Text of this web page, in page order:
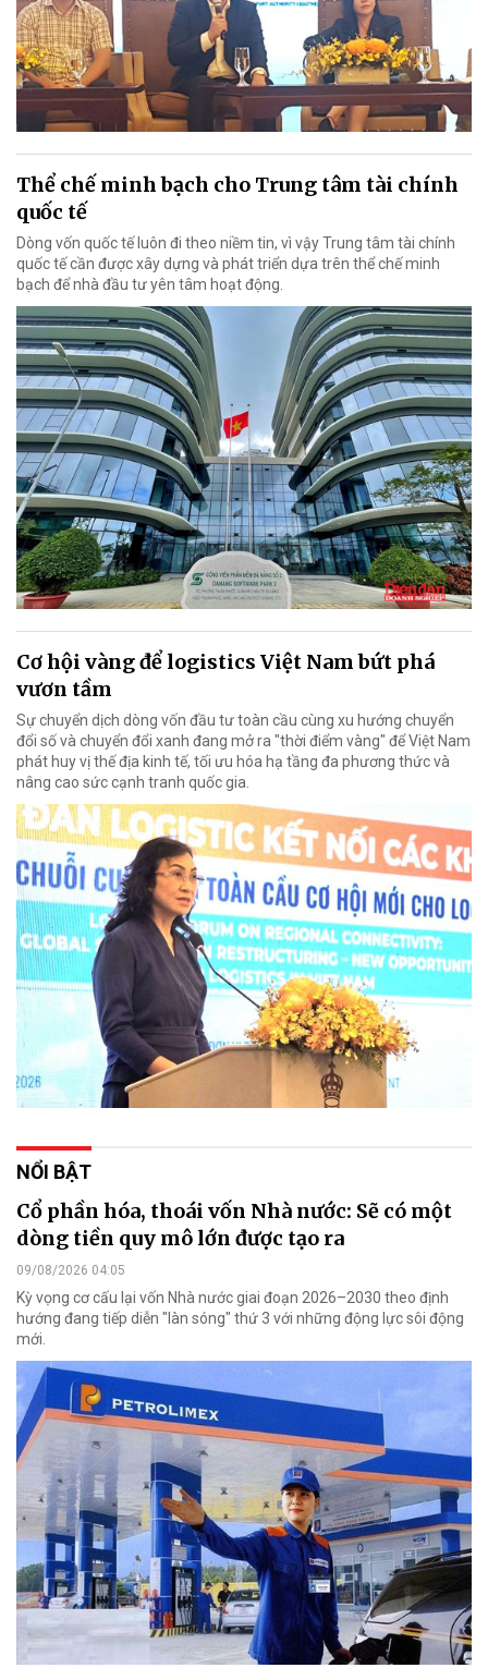
Thể chế minh bạch cho Trung tâm tài chính
quốc tế
Dòng vốn quốc tế luôn đi theo niềm tin, vì vậy Trung tâm tài chính
quốc tế cần được xây dựng và phát triển dựa trên thể chế minh
bạch để nhà đầu tư yên tâm hoạt động.
Cơ hội vàng để logistics Việt Nam bứt phá
vươn tầm
Sự chuyển dịch dòng vốn đầu tư toàn cầu cùng xu hướng chuyển
đổi số và chuyển đổi xanh đang mở ra "thời điểm vàng" để Việt Nam
phát huy vị thế địa kinh tế, tối ưu hóa hạ tầng đa phương thức và
nâng cao sức cạnh tranh quốc gia.
NỔI BẬT
Cổ phần hóa, thoái vốn Nhà nước: Sẽ có một
dòng tiền quy mô lớn được tạo ra
09/08/2026 04:05
Kỳ vọng cơ cấu lại vốn Nhà nước giai đoạn 2026–2030 theo định
hướng đang tiếp diễn "làn sóng" thứ 3 với những động lực sôi động
mới.